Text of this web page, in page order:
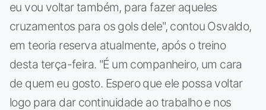
eu vou voltar também, para fazer aqueles
cruzamentos para os gols dele", contou Osvaldo,
em teoria reserva atualmente, após o treino
desta terça-feira. "É um companheiro, um cara
de quem eu gosto. Espero que ele possa voltar
logo para dar continuidade ao trabalho e nos